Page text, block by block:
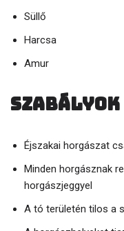
Süllő
Harcsa
Amur
Szabályok
Éjszakai horgászat
Minden horgásznak
horgászjeggyel
A tó területén tilos a